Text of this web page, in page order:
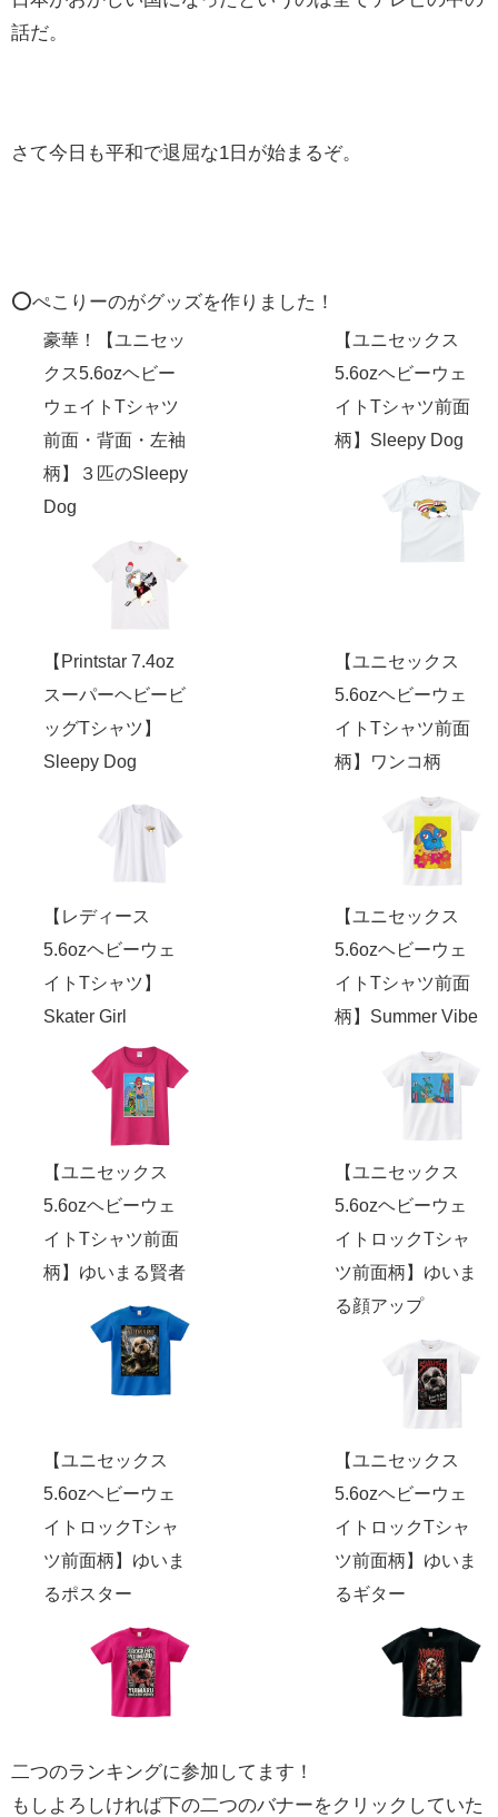
話だ。
さて今日も平和で退屈な1日が始まるぞ。
⭕️ぺこりーのがグッズを作りました！
豪華！【ユニセッ
クス5.6ozヘビー
ウェイトTシャツ
前面・背面・左袖
柄】３匹のSleepy
Dog
【ユニセックス
5.6ozヘビーウェ
イトTシャツ前面
柄】Sleepy Dog
【Printstar 7.4oz
スーパーヘビービ
ッグTシャツ】
Sleepy Dog
【ユニセックス
5.6ozヘビーウェ
イトTシャツ前面
柄】ワンコ柄
【レディース
5.6ozヘビーウェ
イトTシャツ】
Skater Girl
【ユニセックス
5.6ozヘビーウェ
イトTシャツ前面
柄】Summer Vibe
【ユニセックス
5.6ozヘビーウェ
イトTシャツ前面
柄】ゆいまる賢者
【ユニセックス
5.6ozヘビーウェ
イトロックTシャ
ツ前面柄】ゆいま
る顔アップ
【ユニセックス
5.6ozヘビーウェ
イトロックTシャ
ツ前面柄】ゆいま
るポスター
【ユニセックス
5.6ozヘビーウェ
イトロックTシャ
ツ前面柄】ゆいま
るギター
二つのランキングに参加してます！
もしよろしければ下の二つのバナーをクリックしていた